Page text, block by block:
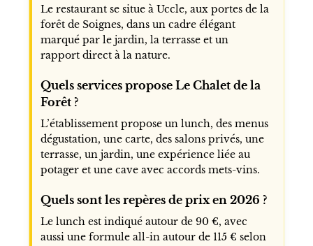
Le restaurant se situe à Uccle, aux portes de la
forêt de Soignes, dans un cadre élégant
marqué par le jardin, la terrasse et un
rapport direct à la nature.
Quels services propose Le Chalet de la
Forêt ?
L’établissement propose un lunch, des menus
dégustation, une carte, des salons privés, une
terrasse, un jardin, une expérience liée au
potager et une cave avec accords mets-vins.
Quels sont les repères de prix en 2026 ?
Le lunch est indiqué autour de 90 €, avec
aussi une formule all-in autour de 115 € selon